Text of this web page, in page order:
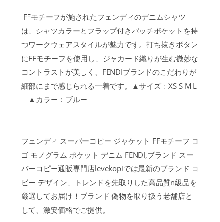
FFモチーフが施されたフェンディのデニムシャツ
は、シャツカラーとフラップ付きパッチポケットを持
つワークウェアスタイルが魅力です。打ち抜きボタン
にFFモチーフを使用し、ジャカード織りが生む微妙な
コントラストが美しく、FENDIブランドのこだわりが
細部にまで感じられる一着です。▲サイズ：XS S M L
▲カラー：ブルー
フェンディ スーパーコピー ジャケット FFモチーフ ロ
ゴ モノグラム ポケット デニム FENDI,ブランド スー
パーコピー通販専門店levekopiでは最新のブランド コ
ピー デザイン、トレンドを先取りした高品質n級品を
厳選してお届け！ブランド 偽物を取り扱う老舗店と
して、激安価格でご提供。